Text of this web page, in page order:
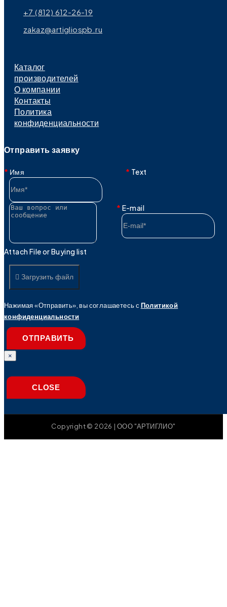
+7 (812) 612-26-19
zakaz@artigliospb.ru
Каталог
производителей
О компании
Контакты
Политика
конфиденциальности
Отправить заявку
Имя
E-mail
Text
Attach File or Buying list
Загрузить файл
Нажимая «Отправить», вы соглашаетесь с Политикой
конфиденциальности
ОТПРАВИТЬ
×
CLOSE
Copyright © 2026 | ООО "АРТИГЛИО"